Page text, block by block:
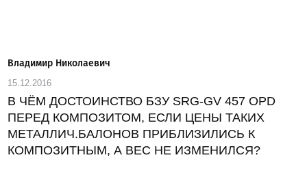
Владимир Николаевич
15.12.2016
В ЧЁМ ДОСТОИНСТВО БЗУ SRG-GV 457 OPD
ПЕРЕД КОМПОЗИТОМ, ЕСЛИ ЦЕНЫ ТАКИХ
МЕТАЛЛИЧ.БАЛОНОВ ПРИБЛИЗИЛИСЬ К
КОМПОЗИТНЫМ, А ВЕС НЕ ИЗМЕНИЛСЯ?